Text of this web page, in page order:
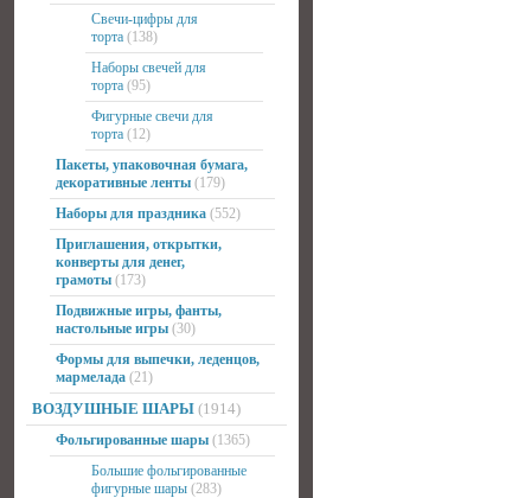
Свечи-цифры для
торта (138)
Наборы свечей для
торта (95)
Фигурные свечи для
торта (12)
Пакеты, упаковочная бумага,
декоративные ленты (179)
Наборы для праздника (552)
Приглашения, открытки,
конверты для денег,
грамоты (173)
Подвижные игры, фанты,
настольные игры (30)
Формы для выпечки, леденцов,
мармелада (21)
ВОЗДУШНЫЕ ШАРЫ (1914)
Фольгированные шары (1365)
Большие фольгированные
фигурные шары (283)